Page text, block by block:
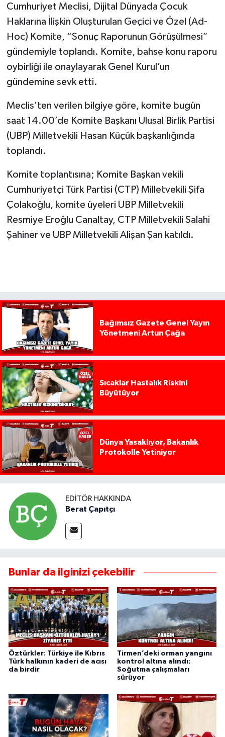
Cumhuriyet Meclisi, Dijital Dünyada Çocuk
Haklarına İlişkin Oluşturulan Geçici ve Özel (Ad-
Hoc) Komite, “Sonuç Raporunun Görüşülmesi”
gündemiyle toplandı. Komite, bahse konu raporu
oybirliği ile onaylayarak Genel Kurul’un
gündemine sevk etti.
Meclis’ten verilen bilgiye göre, komite bugün
saat 14.00’de Komite Başkanı Ulusal Birlik Partisi
(UBP) Milletvekili Hasan Küçük başkanlığında
toplandı.
Komite toplantısına; Komite Başkan vekili
Cumhuriyetçi Türk Partisi (CTP) Milletvekili Şifa
Çolakoğlu, komite üyeleri UBP Milletvekili
Resmiye Eroğlu Canaltay, CTP Milletvekili Salahi
Şahiner ve UBP Milletvekili Alişan Şan katıldı.
Bağımsız Gazete Genel Yayın
Yönetmeni Artun Çağa
Sıcaklar Hastalık Riskini
Büyütüyor
Dünya Yasaklıyor, Bakanlık
Protokolle Yetiniyor
EDITÖR HAKKINDA
Berat Çapıtçı
Bunlar da ilginizi çekebilir
Öztürkler: Türkiye ile Kıbrıs
Türk halkının kaderi de acısı
da birdir
Tirmen’deki orman yangını
kontrol altına alındı:
Soğutma çalışmaları
sürüyor